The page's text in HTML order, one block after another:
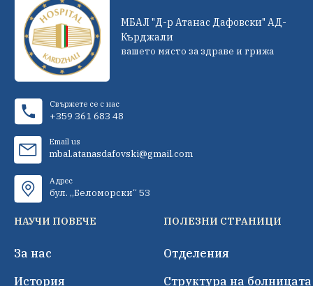
МБАЛ "Д-р Атанас Дафовски" АД-
Кърджали
вашето място за здраве и грижа
Свържете се с нас
+359 361 683 48
Email us
mbal.atanasdafovski@gmail.com
Адрес
бул. „Беломорски“ 53
НАУЧИ ПОВЕЧЕ
За нас
История
ПОЛЕЗНИ СТРАНИЦИ
Отделения
Структура на болницата